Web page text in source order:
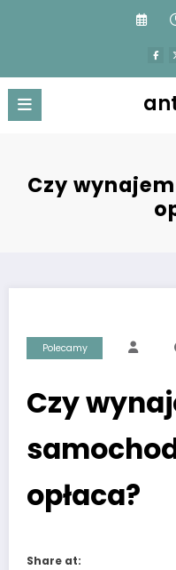
Czy
Polecamy
Czy
opłaca?
Share at: